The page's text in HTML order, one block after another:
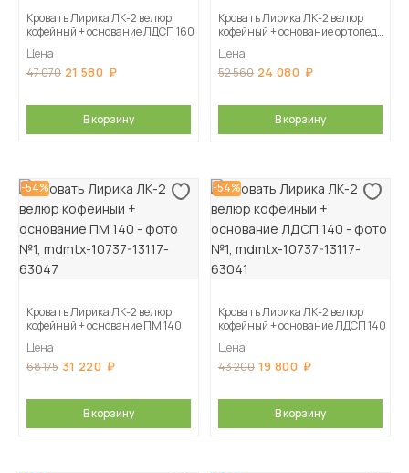
Кровать Лирика ЛК-2 велюр
кофейный + основание ЛДСП 160
Цена
47 070 21 580
В корзину
Кровать Лирика ЛК-2 велюр
кофейный + основание ортопед
Цена
52 560 24 080
В корзину
-54%
Кровать Лирика ЛК-2 велюр
кофейный + основание ПМ 140
Цена
68 175 31 220
В корзину
-54%
Кровать Лирика ЛК-2 велюр
кофейный + основание ЛДСП 140
Цена
43 200 19 800
В корзину